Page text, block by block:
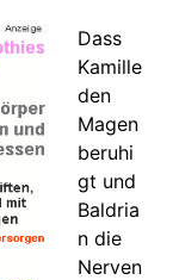
Dass
Kamille
den
Magen
beruhi
gt und
Baldria
n die
Nerven